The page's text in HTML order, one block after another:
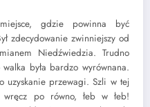
gdzie powinna być
zdecydowanie zwinniejszy od
Niedźwiedzia. Trudno
była bardzo wyrównana.
uzyskanie przewagi. Szli w tej
wręcz po równo, łeb w łeb!